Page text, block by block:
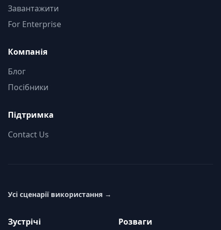
Завантажити
For Enterprise
Компанія
Блог
Посібники
Підтримка
Contact Us
Усі сценарії використання →
Зустрічі Розваги